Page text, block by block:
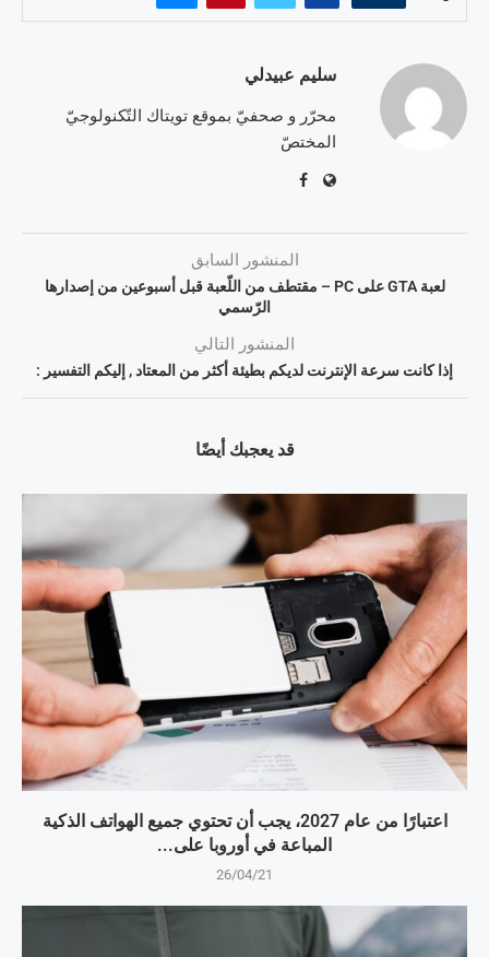
سليم عبيدلي
محرّر و صحفيّ بموقع تويتاك التّكنولوجيّ
المختصّ
المنشور السابق
لعبة GTA على PC – مقتطف من اللّعبة قبل أسبوعين من إصدارها
الرّسمي
المنشور التالي
إذا كانت سرعة الإنترنت لديكم بطيئة أكثر من المعتاد , إليكم التفسير :
قد يعجبك أيضًا
اعتبارًا من عام 2027، يجب أن تحتوي جميع الهواتف الذكية
المباعة في أوروبا على...
26/04/21